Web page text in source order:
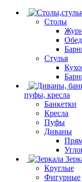
Столы
Стулья
пуфы, кресла
Банкетки
Кресла
Пуфы
Диваны
Круглые
Фигурные